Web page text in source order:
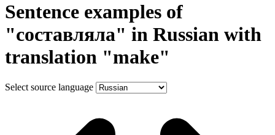
Sentence examples of
"составляла" in Russian with
translation "make"
Select source language